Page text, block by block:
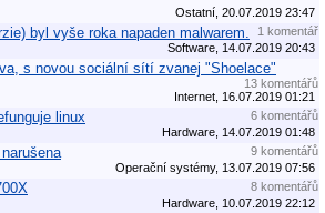
Ostatní, 20.07.2019 23:47
byl vyše roka napaden malwarem.
1 komentář
Software, 14.07.2019 20:43
s novou sociální sítí zvanej "Shoelace"
13 komentářů
Internet, 16.07.2019 01:21
linux
6 komentářů
Hardware, 14.07.2019 01:48
9 komentářů
Operační systémy, 13.07.2019 07:56
8 komentářů
Hardware, 10.07.2019 22:12